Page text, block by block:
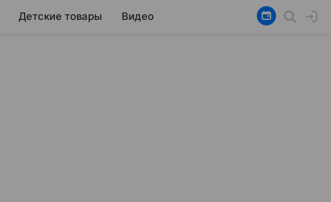
Детские товары Видео